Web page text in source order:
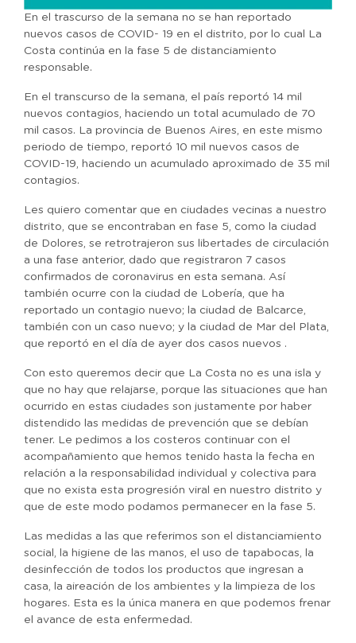
En el trascurso de la semana no se han reportado
nuevos casos de COVID- 19 en el distrito, por lo cual La
Costa continúa en la fase 5 de distanciamiento
responsable.
En el transcurso de la semana, el país reportó 14 mil
nuevos contagios, haciendo un total acumulado de 70
mil casos. La provincia de Buenos Aires, en este mismo
periodo de tiempo, reportó 10 mil nuevos casos de
COVID-19, haciendo un acumulado aproximado de 35 mil
contagios.
Les quiero comentar que en ciudades vecinas a nuestro
distrito, que se encontraban en fase 5, como la ciudad
de Dolores, se retrotrajeron sus libertades de circulación
a una fase anterior, dado que registraron 7 casos
confirmados de coronavirus en esta semana. Así
también ocurre con la ciudad de Lobería, que ha
reportado un contagio nuevo; la ciudad de Balcarce,
también con un caso nuevo; y la ciudad de Mar del Plata,
que reportó en el día de ayer dos casos nuevos .
Con esto queremos decir que La Costa no es una isla y
que no hay que relajarse, porque las situaciones que han
ocurrido en estas ciudades son justamente por haber
distendido las medidas de prevención que se debían
tener. Le pedimos a los costeros continuar con el
acompañamiento que hemos tenido hasta la fecha en
relación a la responsabilidad individual y colectiva para
que no exista esta progresión viral en nuestro distrito y
que de este modo podamos permanecer en la fase 5.
Las medidas a las que referimos son el distanciamiento
social, la higiene de las manos, el uso de tapabocas, la
desinfección de todos los productos que ingresan a
casa, la aireación de los ambientes y la limpieza de los
hogares. Esta es la única manera en que podemos frenar
el avance de esta enfermedad.